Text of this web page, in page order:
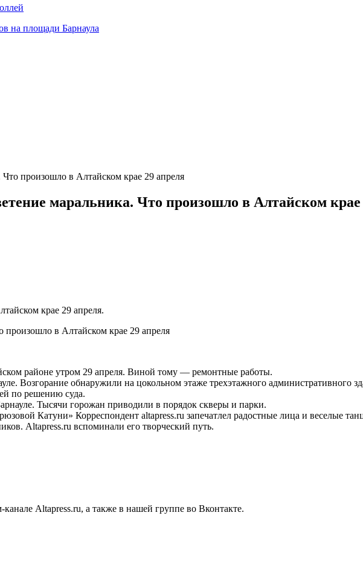
на площади Барнаула
произошло в Алтайском крае 29 апреля
маральника. Что произошло в Алтайском крае
крае 29 апреля.
районе утром 29 апреля. Виной тому — ремонтные работы.
Возгорание обнаружили на цокольном этаже трехэтажного административного
по решению суда.
Тысячи горожан приводили в порядок скверы и парки.
Катуни» Корреспондент altapress.ru запечатлел радостные лица и веселые
Altapress.ru вспоминали его творческий путь.
Altapress.ru, а также в нашей группе во Вконтакте.